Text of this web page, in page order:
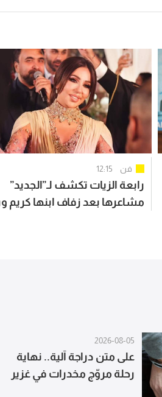
فن 12:15
رابعة الزيات تكشف لـ”الجديد”
مشاعرها بعد زفاف ابنها كريم
2026-08-05
على متن دراجة آلية.. نهاية
رحلة مروّج مخدرات في غزير